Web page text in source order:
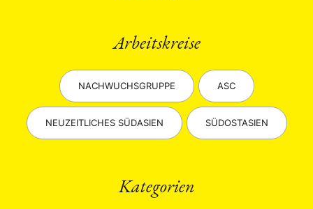
Arbeitskreise
NACHWUCHSGRUPPE ASC
NEUZEITLICHES SÜDASIEN SÜDOSTASIEN
Kategorien